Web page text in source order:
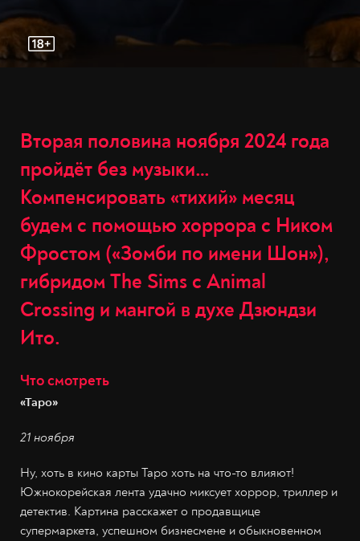
Вторая половина ноября 2024 года
пройдёт без музыки…
Компенсировать «тихий» месяц
будем с помощью хоррора с Ником
Фростом («Зомби по имени Шон»),
гибридом The Sims с Animal
Crossing и мангой в духе Дзюндзи
Ито.
Что смотреть
«Таро»
21 ноября
Ну, хоть в кино карты Таро хоть на что-то влияют!
Южнокорейская лента удачно миксует хоррор, триллер и
детектив. Картина расскажет о продавщице
супермаркета, успешном бизнесмене и обыкновенном